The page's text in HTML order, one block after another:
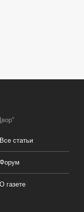
Все статьи
Форум
О газете